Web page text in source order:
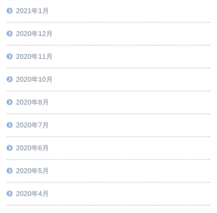
2021年1月
2020年12月
2020年11月
2020年10月
2020年8月
2020年7月
2020年6月
2020年5月
2020年4月